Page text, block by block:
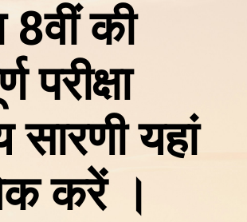
8वीं की
परीक्षा
यहां
करें ।